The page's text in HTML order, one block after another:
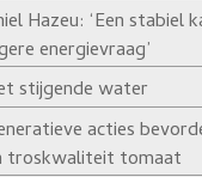
Hazeu: ‘Een stabiel
energievraag’
stijgende water
acties
troskwaliteit tomaat